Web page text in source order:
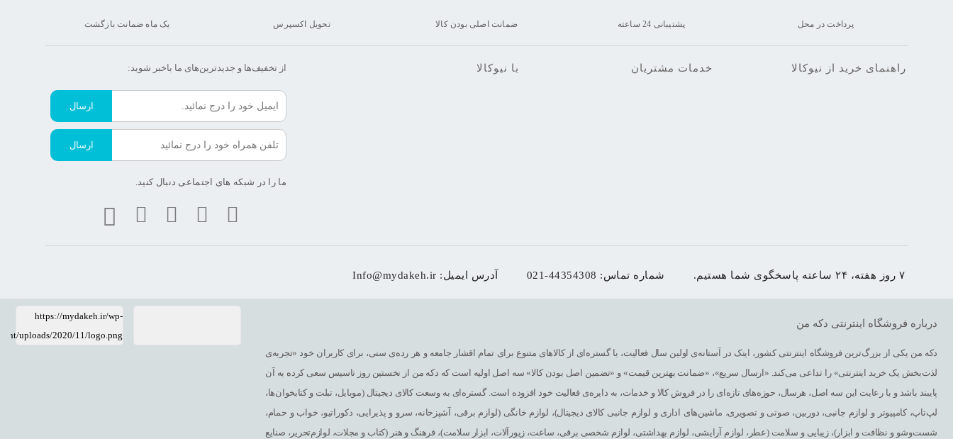
پرداخت در محل پشتیبانی 24 ساعته ضمانت اصلی بودن کالا تحویل اکسپرس یک ماه ضمانت بازگشت
راهنمای خرید از نیوکالا خدمات مشتریان با نیوکالا از تخفیف‌ها و جدیدترین‌های ما‌ باخبر شوید:
ارسال
ارسال
ما را در شبکه های اجتماعی دنبال کنید.
۷ روز هفته، ۲۴ ساعته پاسخگوی شما هستیم. شماره تماس: 021-44354308 آدرس ایمیل: Info@mydakeh.ir
درباره فروشگاه اینترنتی دکه من
دکه من یکی از بزرگ‌ترین فروشگاه اینترنتی کشور، اینک در آستانه‌ی اولین سال فعالیت، با گستره‌ای از کالاهای متنوع برای تمام اقشار جامعه و هر رده‌ی سنی، برای کاربران خود «تجربه‌ی
لذت‌بخش یک خرید اینترنتی» را تداعی می‌کند. «ارسال سریع»، «ضمانت بهترین قیمت» و «تضمین اصل بودن کالا» سه اصل اولیه است که دکه من از نخستین روز تاسیس سعی کرده به آن
پایبند باشد و با رعایت این سه اصل، هرسال، حوزه‌های تازه‌ای را در فروش کالا و خدمات، به دایره‌ی فعالیت خود افزوده است. گستره‌ای به وسعت کالای دیجیتال (موبایل، تبلت و کتابخوان‌ها،
لپ‌تاپ، کامپیوتر و لوازم جانبی، دوربین، صوتی و تصویری، ماشین‌های اداری و لوازم جانبی کالای دیجیتال)، لوازم خانگی (لوازم برقی، آشپزخانه، سرو و پذیرایی، دکوراتیو، خواب و حمام،
شست‌وشو و نظافت و ابزار)، زیبایی و سلامت (عطر، لوازم آرایشی، لوازم بهداشتی، لوازم شخصی برقی، ساعت، زیورآلات، ابزار سلامت)، فرهنگ و هنر (کتاب و مجلات، لوازم‌تحریر، صنایع
https://mydakeh.ir/wp-
uploads/2020/11/logo.png